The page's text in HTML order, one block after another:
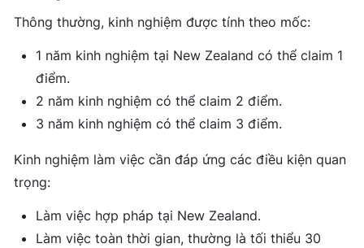
Thông thường, kinh nghiệm được tính theo mốc:
1 năm kinh nghiệm tại New Zealand có thể claim 1
điểm.
2 năm kinh nghiệm có thể claim 2 điểm.
3 năm kinh nghiệm có thể claim 3 điểm.
Kinh nghiệm làm việc cần đáp ứng các điều kiện quan
trọng:
Làm việc hợp pháp tại New Zealand.
Làm việc toàn thời gian, thường là tối thiểu 30